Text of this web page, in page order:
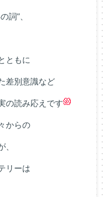
詞”、
ともに
差別意識など
の読み応えです
からの
リーは